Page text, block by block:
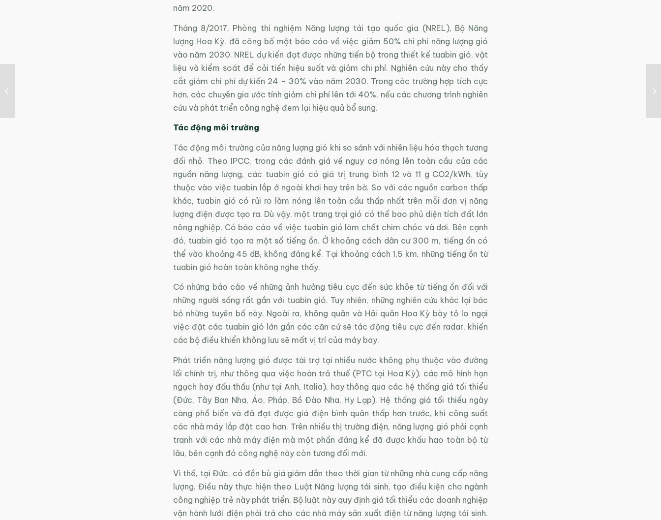
năm 2020.
Tháng 8/2017, Phòng thí nghiệm Năng lượng tái tạo quốc gia (NREL), Bộ Năng
lượng Hoa Kỳ, đã công bố một báo cáo về việc giảm 50% chi phí năng lượng gió
vào năm 2030. NREL dự kiến đạt được những tiến bộ trong thiết kế tuabin gió, vật
liệu và kiểm soát để cải tiến hiệu suất và giảm chi phí. Nghiên cứu này cho thấy
cắt giảm chi phí dự kiến 24 – 30% vào năm 2030. Trong các trường hợp tích cực
hơn, các chuyên gia ước tính giảm chi phí lên tới 40%, nếu các chương trình nghiên
cứu và phát triển công nghệ đem lại hiệu quả bổ sung.
Tác động môi trường
Tác động môi trường của năng lượng gió khi so sánh với nhiên liệu hóa thạch tương
đối nhỏ. Theo IPCC, trong các đánh giá về nguy cơ nóng lên toàn cầu của các
nguồn năng lượng, các tuabin gió có giá trị trung bình 12 và 11 g CO2/kWh, tùy
thuộc vào việc tuabin lắp ở ngoài khơi hay trên bờ. So với các nguồn carbon thấp
khác, tuabin gió có rủi ro làm nóng lên toàn cầu thấp nhất trên mỗi đơn vị năng
lượng điện được tạo ra. Dù vậy, một trang trại gió có thể bao phủ diện tích đất lớn
nông nghiệp. Có báo cáo về việc tuabin gió làm chết chim chóc và dơi. Bên cạnh
đó, tuabin gió tạo ra một số tiếng ồn. Ở khoảng cách dân cư 300 m, tiếng ồn có
thể vào khoảng 45 dB, không đáng kể. Tại khoảng cách 1,5 km, những tiếng ồn từ
tuabin gió hoàn toàn không nghe thấy.
Có những báo cáo về những ảnh hưởng tiêu cực đến sức khỏe từ tiếng ồn đối với
những người sống rất gần với tuabin gió. Tuy nhiên, những nghiên cứu khác lại bác
bỏ những tuyên bố này. Ngoài ra, không quân và Hải quân Hoa Kỳ bày tỏ lo ngại
việc đặt các tuabin gió lớn gần các căn cứ sẽ tác động tiêu cực đến radar, khiến
các bộ điều khiển không lưu sẽ mất vị trí của máy bay.
Phát triển năng lượng gió được tài trợ tại nhiều nước không phụ thuộc vào đường
lối chính trị, như thông qua việc hoàn trả thuế (PTC tại Hoa Kỳ), các mô hình hạn
ngạch hay đấu thầu (như tại Anh, Italia), hay thông qua các hệ thống giá tối thiểu
(Đức, Tây Ban Nha, Áo, Pháp, Bồ Đào Nha, Hy Lạp). Hệ thống giá tối thiểu ngày
càng phổ biến và đã đạt được giá điện bình quân thấp hơn trước, khi công suất
các nhà máy lắp đặt cao hơn. Trên nhiều thị trường điện, năng lượng gió phải cạnh
tranh với các nhà máy điện mà một phần đáng kể đã được khấu hao toàn bộ từ
lâu, bên cạnh đó công nghệ này còn tương đối mới.
Vì thế, tại Đức, có đền bù giá giảm dần theo thời gian từ những nhà cung cấp năng
lượng. Điều này thực hiện theo Luật Năng lượng tái sinh, tạo điều kiện cho ngành
công nghiệp trẻ này phát triển. Bộ luật này quy định giá tối thiểu các doanh nghiệp
vận hành lưới điện phải trả cho các nhà máy sản xuất điện từ năng lượng tái sinh.